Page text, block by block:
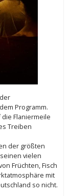
Programm.
Flaniermeile
Treiben
der größten
vielen
Früchten, Fisch
mit
so nicht.